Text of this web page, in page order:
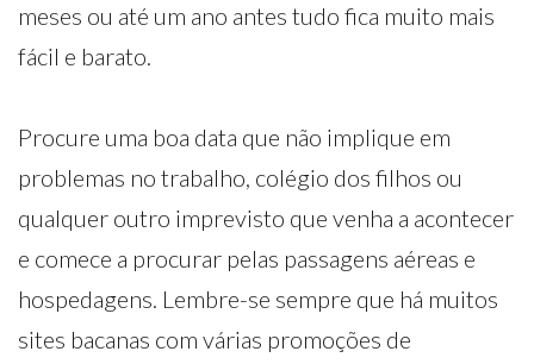
meses ou até um ano antes tudo fica muito mais
fácil e barato.
Procure uma boa data que não implique em
problemas no trabalho, colégio dos filhos ou
qualquer outro imprevisto que venha a acontecer
e comece a procurar pelas passagens aéreas e
hospedagens. Lembre-se sempre que há muitos
sites bacanas com várias promoções de